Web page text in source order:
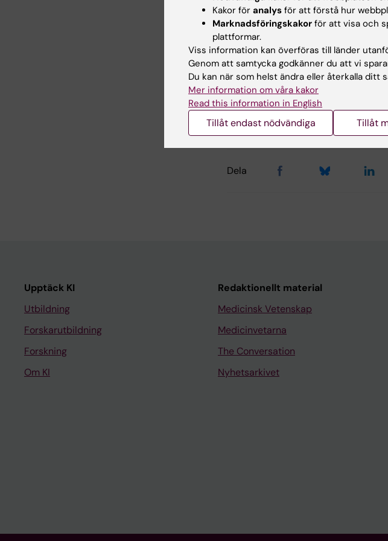
E-post:
Uppdaterad av:
Anna Persson 2020-04-16
Dela
Upptäck KI
Utbildning
Forskarutbildning
Forskning
Om KI
Redaktionellt material
Medicinsk Vetenskap
Medicinvetarna
The Conversation
Nyhetsarkivet
Kakor för analys för att förstå hur
Marknadsföringskakor för att visa och
plattformar.
Viss information kan överföras till länder
Genom att samtycka godkänner du att vi
Du kan när som helst ändra eller återkalla ditt
Mer information om våra kakor
Read this information in English
Tillåt endast nödvändiga Tillåt